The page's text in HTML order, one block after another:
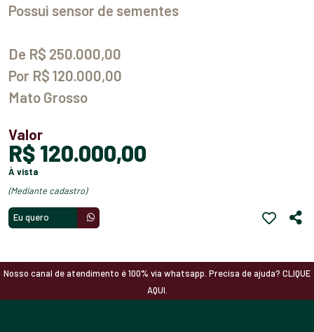
Possui sensor de sementes
De R$ 250.000,00
Por R$ 120.000,00
Mato Grosso
Valor
R$ 120.000,00
à vista
(mediante cadastro)
Eu quero
Nosso canal de atendimento é 100% via whatsapp. Precisa de ajuda? CLIQUE
AQUI.